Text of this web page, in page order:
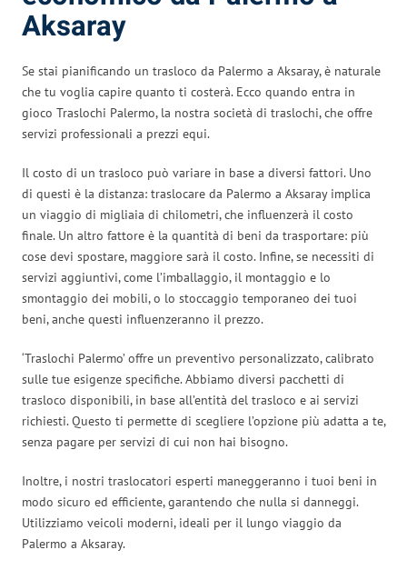
Aksaray
Se stai pianificando un trasloco da Palermo a Aksaray, è naturale
che tu voglia capire quanto ti costerà. Ecco quando entra in
gioco Traslochi Palermo, la nostra società di traslochi, che offre
servizi professionali a prezzi equi.
Il costo di un trasloco può variare in base a diversi fattori. Uno
di questi è la distanza: traslocare da Palermo a Aksaray implica
un viaggio di migliaia di chilometri, che influenzerà il costo
finale. Un altro fattore è la quantità di beni da trasportare: più
cose devi spostare, maggiore sarà il costo. Infine, se necessiti di
servizi aggiuntivi, come l’imballaggio, il montaggio e lo
smontaggio dei mobili, o lo stoccaggio temporaneo dei tuoi
beni, anche questi influenzeranno il prezzo.
‘Traslochi Palermo’ offre un preventivo personalizzato, calibrato
sulle tue esigenze specifiche. Abbiamo diversi pacchetti di
trasloco disponibili, in base all’entità del trasloco e ai servizi
richiesti. Questo ti permette di scegliere l’opzione più adatta a te,
senza pagare per servizi di cui non hai bisogno.
Inoltre, i nostri traslocatori esperti maneggeranno i tuoi beni in
modo sicuro ed efficiente, garantendo che nulla si danneggi.
Utilizziamo veicoli moderni, ideali per il lungo viaggio da
Palermo a Aksaray.